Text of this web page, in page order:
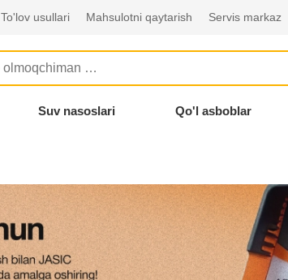
To'lov usullari Mahsulotni qaytarish Servis markaz
Suv nasoslari Qo'l asboblar